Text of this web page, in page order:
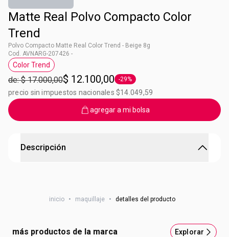
Matte Real Polvo Compacto Color
Trend
Polvo Compacto Matte Real Color Trend - Beige 8g
Cod. AVNARG-207426 -
Etiqueta Color Trend
Color Trend
de: $ 17.000,00$ 12.100,00 Etiqueta -29%
-29%
precio sin impuestos nacionales $14.049,59
agregar a mi bolsa
Descripción
inicio • maquillaje • detalles del producto
más productos de la marca Explorar